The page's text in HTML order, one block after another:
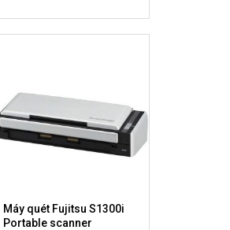
Máy quét Fujitsu S1300i
Portable scanner